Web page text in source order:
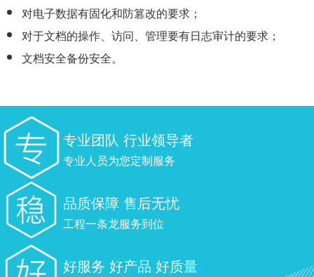
对电子数据有固化和防篡改的要求；
对于文档的操作、访问、管理要有日志审计的要求；
文档安全备份安全。
专业团队 行业领导者
专业人员为您定制服务
品质保障 售后无忧
工程一条龙服务到位
好服务 好产品 好质量